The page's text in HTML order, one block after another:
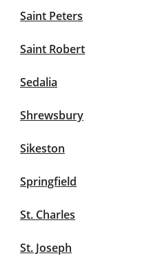
Saint Peters
Saint Robert
Sedalia
Shrewsbury
Sikeston
Springfield
St. Charles
St. Joseph